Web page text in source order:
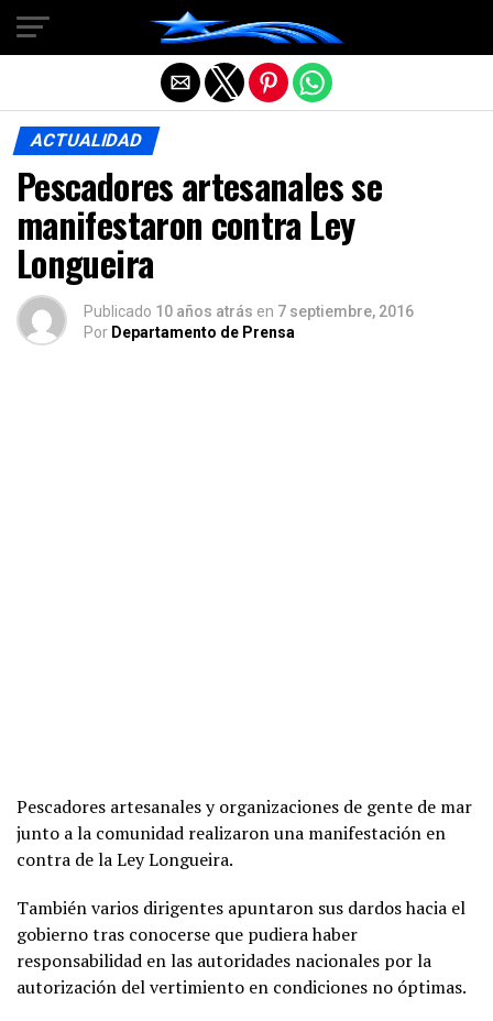
ACTUALIDAD
Pescadores artesanales se
manifestaron contra Ley
Longueira
Publicado 10 años atrás en 7 septiembre, 2016
Por Departamento de Prensa
Pescadores artesanales y organizaciones de gente de mar
junto a la comunidad realizaron una manifestación en
contra de la Ley Longueira.
También varios dirigentes apuntaron sus dardos hacia el
gobierno tras conocerse que pudiera haber
responsabilidad en las autoridades nacionales por la
autorización del vertimiento en condiciones no óptimas.
Salir de la versión móvil